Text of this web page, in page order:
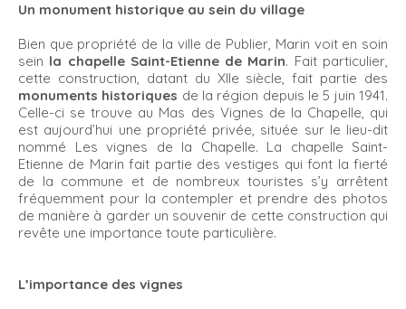
Un monument historique au sein du village
Bien que propriété de la ville de Publier, Marin voit en soin
sein la chapelle Saint-Etienne de Marin. Fait particulier,
cette construction, datant du XIIe siècle, fait partie des
monuments historiques de la région depuis le 5 juin 1941.
Celle-ci se trouve au Mas des Vignes de la Chapelle, qui
est aujourd’hui une propriété privée, située sur le lieu-dit
nommé Les vignes de la Chapelle. La chapelle Saint-
Etienne de Marin fait partie des vestiges qui font la fierté
de la commune et de nombreux touristes s’y arrêtent
fréquemment pour la contempler et prendre des photos
de manière à garder un souvenir de cette construction qui
revête une importance toute particulière.
L’importance des vignes